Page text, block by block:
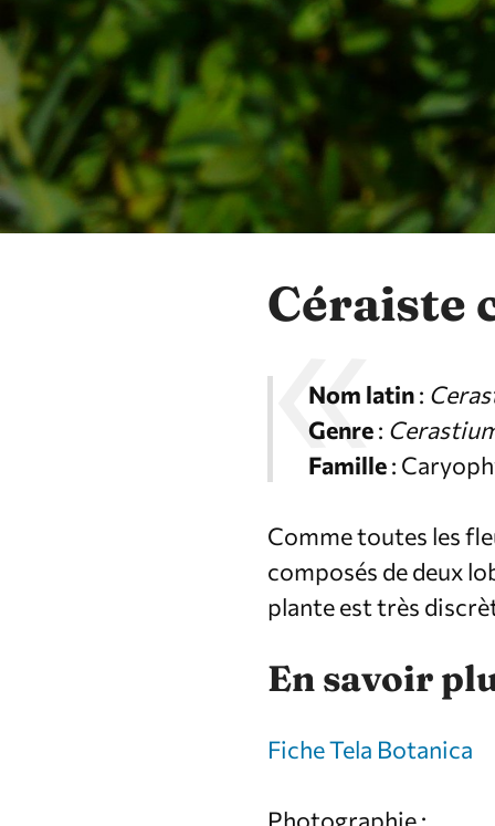
Céraiste
Nom latin:
Genre:
Famille:
Comme toutes les
composés de deux
plante est très
En savoir
Fiche Tela Botanica
Photographie :